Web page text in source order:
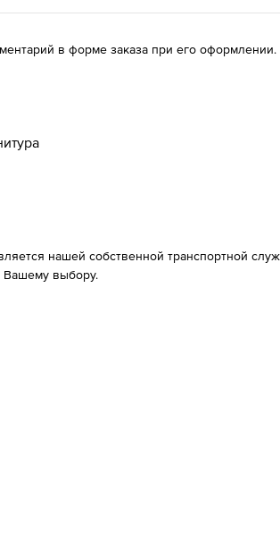
в форме заказа при его оформлении.
нашей собственной транспортной
выбору.